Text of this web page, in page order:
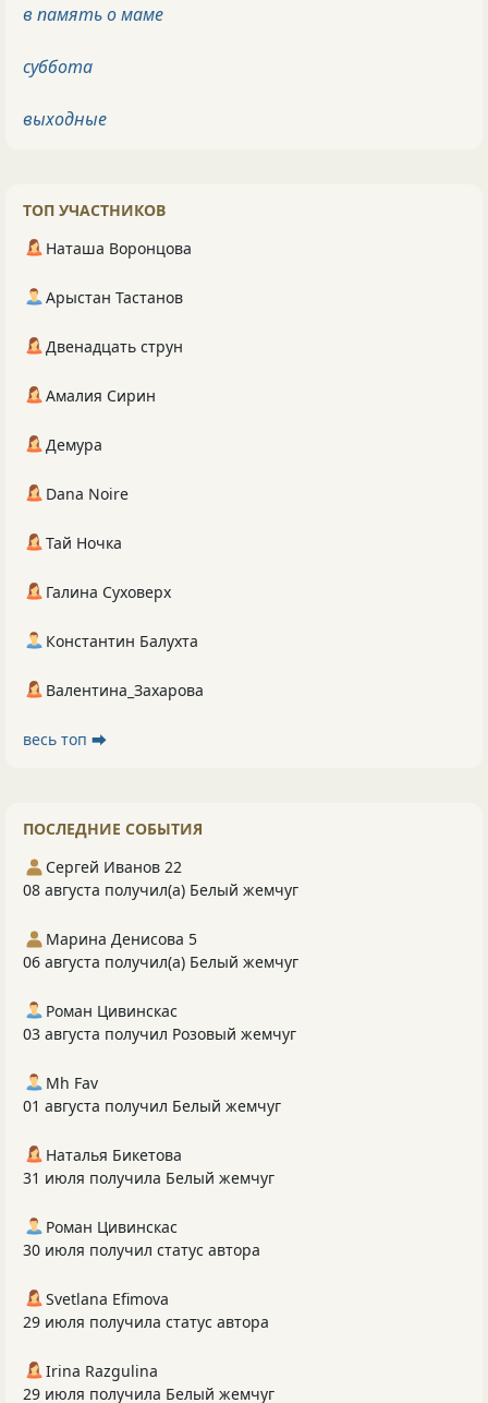
в память о маме
суббота
выходные
ТОП УЧАСТНИКОВ
Наташа Воронцова
Арыстан Тастанов
Двенадцать струн
Амалия Сирин
Демура
Dana Noire
Тай Ночка
Галина Суховерх
Константин Балухта
Валентина_Захарова
весь топ ⮕
ПОСЛЕДНИЕ СОБЫТИЯ
Сергей Иванов 22
08 августа получил(а) Белый жемчуг
Марина Денисова 5
06 августа получил(а) Белый жемчуг
Роман Цивинскас
03 августа получил Розовый жемчуг
Mh Fav
01 августа получил Белый жемчуг
Наталья Бикетова
31 июля получила Белый жемчуг
Роман Цивинскас
30 июля получил статус автора
Svetlana Efimova
29 июля получила статус автора
Irina Razgulina
29 июля получила Белый жемчуг